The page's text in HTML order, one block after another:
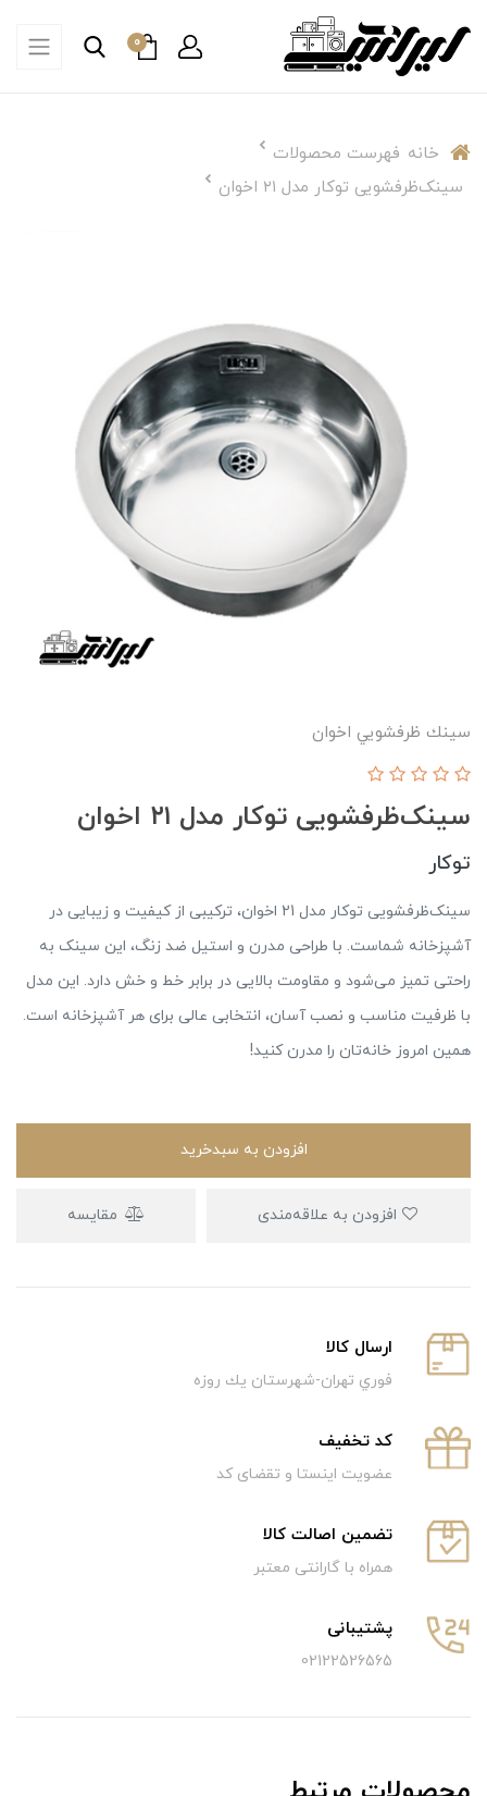
0
خانه فهرست محصولات
سینک‌ظرفشویی توکار مدل ۲۱ اخوان
سينك ظرفشويي اخوان
سینک‌ظرفشویی توکار مدل ۲۱ اخوان
توکار
سینک‌ظرفشویی توکار مدل 21 اخوان، ترکیبی از کیفیت و زیبایی در
آشپزخانه شماست. با طراحی مدرن و استیل ضد زنگ، این سینک به
راحتی تمیز می‌شود و مقاومت بالایی در برابر خط و خش دارد. این مدل
با ظرفیت مناسب و نصب آسان، انتخابی عالی برای هر آشپزخانه‌ است.
همین امروز خانه‌تان را مدرن کنید!
افزودن به سبدخرید
مقایسه
ارسال كالا
فوري تهران-شهرستان يك روزه
كد تخفيف
عضویت اینستا و تقضای کد
تضمین اصالت کالا
همراه با گارانتی معتبر
پشتیبانی
02122526565